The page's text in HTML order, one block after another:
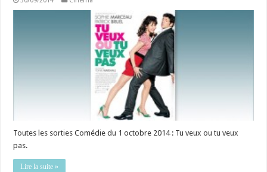
Toutes les sorties Comédie du 1 octobre 2014 : Tu veux ou tu veux
pas.
Lire la suite »